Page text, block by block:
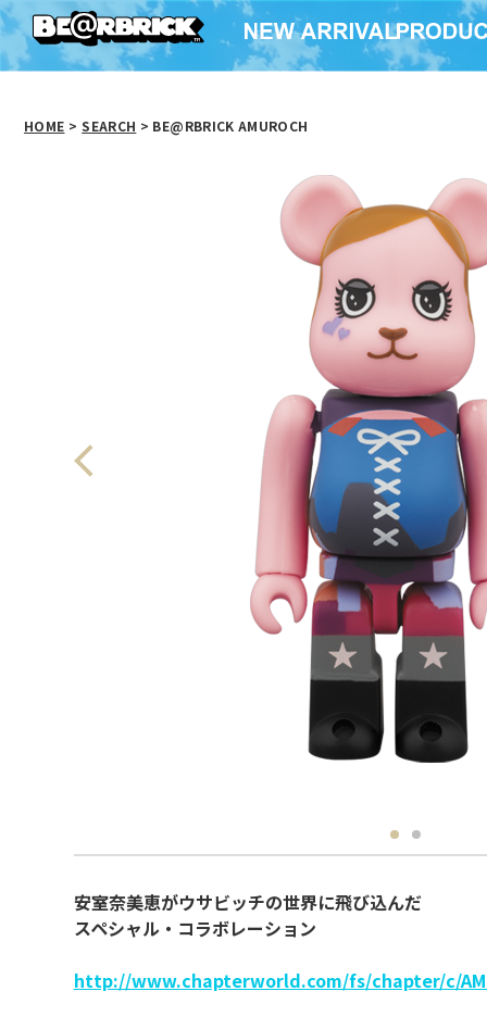
HOME > SEARCH > BE@RBRICK AMUROCH
安室奈美恵がウサビッチの世界に飛び込んだ
スペシャル・コラボレーション
http://www.chapterworld.com/fs/chapter/c/